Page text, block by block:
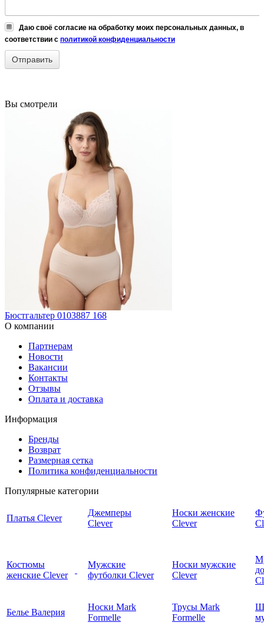
Даю своё согласие на обработку моих персональных данных, в
соответствии с политикой конфиденциальности
Вы смотрели
Бюстгальтер 0103887 168
О компании
Партнерам
Новости
Вакансии
Контакты
Отзывы
Оплата и доставка
Информация
Бренды
Возврат
Размерная сетка
Политика конфиденциальности
Популярные категории
Платья Clever
Джемперы
Clever
Носки женские
Clever
Костюмы
женские Clever
Мужские
футболки Clever
Носки мужские
Clever
Белье Валерия
Носки Mark
Formelle
Трусы Mark
Formelle